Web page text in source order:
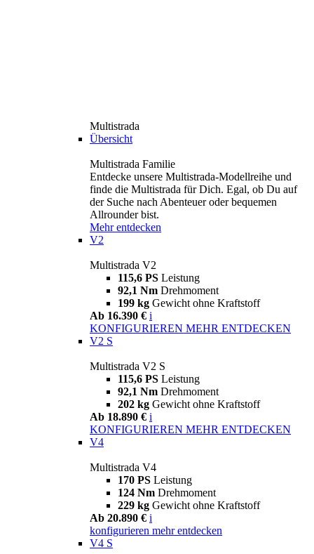
Multistrada
Übersicht
Multistrada Familie
Entdecke unsere Multistrada-Modellreihe und
finde die Multistrada für Dich. Egal, ob Du auf
der Suche nach Abenteuer oder bequemen
Allrounder bist.
Mehr entdecken
V2
Multistrada V2
115,6 PS Leistung
92,1 Nm Drehmoment
199 kg Gewicht ohne Kraftstoff
Ab 16.390 € i
KONFIGURIEREN MEHR ENTDECKEN
V2 S
Multistrada V2 S
115,6 PS Leistung
92,1 Nm Drehmoment
202 kg Gewicht ohne Kraftstoff
Ab 18.890 € i
KONFIGURIEREN MEHR ENTDECKEN
V4
Multistrada V4
170 PS Leistung
124 Nm Drehmoment
229 kg Gewicht ohne Kraftstoff
Ab 20.890 € i
konfigurieren mehr entdecken
V4 S